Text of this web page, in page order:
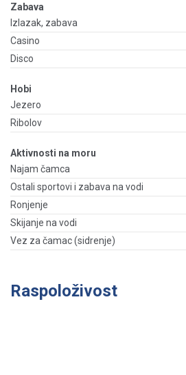
Zabava
Izlazak, zabava
Casino
Disco
Hobi
Jezero
Ribolov
Aktivnosti na moru
Najam čamca
Ostali sportovi i zabava na vodi
Ronjenje
Skijanje na vodi
Vez za čamac (sidrenje)
Raspoloživost